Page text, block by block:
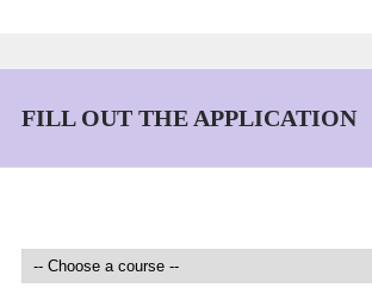
FILL OUT THE APPLICATION